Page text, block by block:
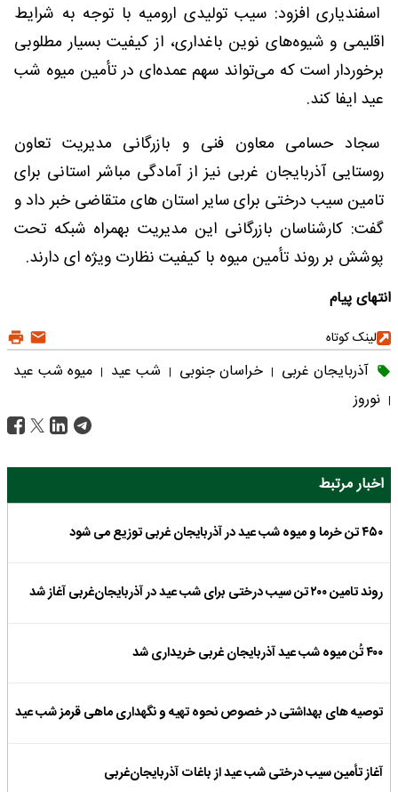
اسفندیاری افزود: سیب تولیدی ارومیه با توجه به شرایط
اقلیمی و شیوه‌های نوین باغداری، از کیفیت بسیار مطلوبی
برخوردار است که می‌تواند سهم عمده‌ای در تأمین میوه شب
عید ایفا کند.
سجاد حسامی معاون فنی و بازرگانی مدیریت تعاون
روستایی آذربایجان غربی نیز از آمادگی مباشر استانی برای
تامین سیب درختی برای سایر استان های متقاضی خبر داد و
گفت: کارشناسان بازرگانی این مدیریت بهمراه شبکه تحت
پوشش بر روند تأمین میوه با کیفیت نظارت ویژه ای دارند.
انتهای پیام
لینک کوتاه
آذربایجان غربی | خراسان جنوبی | شب عید | میوه شب عید
| نوروز
اخبار مرتبط
۴۵۰ تن خرما و میوه شب عید در آذربایجان غربی توزیع می شود
روند تامین ۲۰۰ تن سیب درختی برای شب عید در آذربایجان‌غربی آغاز شد
۴۰۰ تُن میوه شب عید آذربایجان غربی خریداری شد
توصیه های بهداشتی در خصوص نحوه تهیه و نگهداری ماهی قرمز شب عید
آغاز تأمین سیب درختی شب عید از باغات آذربایجان‌غربی